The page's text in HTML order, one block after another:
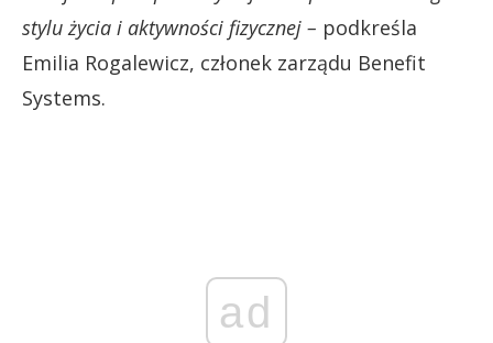
stylu życia i aktywności fizycznej – podkreśla
Emilia Rogalewicz, członek zarządu Benefit
Systems.
ad